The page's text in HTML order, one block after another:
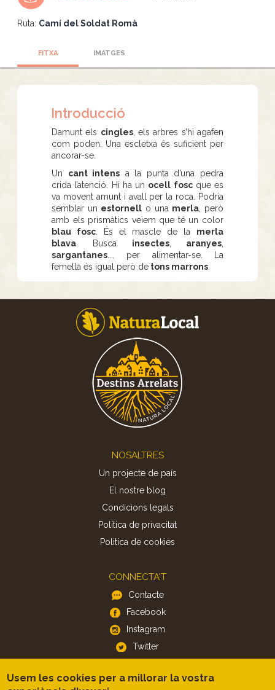
Ruta: Camí del Soldat Romà
FITXA IMATGES
Introducció
Damunt els cingles, els arbres s’hi agafen
com poden. Una escletxa és suficient per
ancorar-se.
Un cant intens a la punta d’una pedra
crida l’atenció. Hi ha un ocell foscque es
va movent amunt i avall per la roca. Podria
semblar un estornell o una merla , però
amb els prismàtics veiem que té un color
blau fosc. És el mascle de la merla
blava . Busca insectes, aranyes
sargantanes ..., per alimentar-se. La
femella és igual però de tons marrons
NOSALTRES
Un projecte de país
El nostre blog
Condicions legals
Política de privacitat
Politica de cookies
CONNECTA'T
Contacte
Facebook
Instagram
Twitter
APP
Usem les cookies per a millorar la vostra